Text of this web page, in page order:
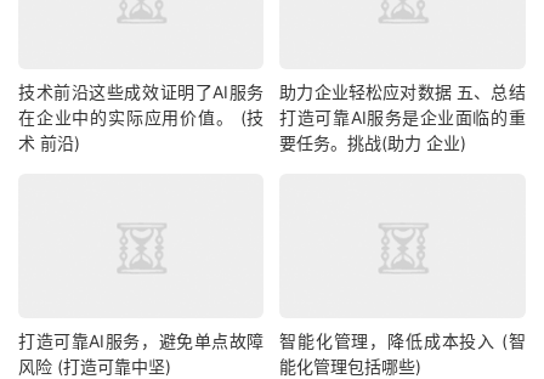
技术前沿这些成效证明了AI服务
在企业中的实际应用价值。 (技
术 前沿)
助力企业轻松应对数据 五、总结
打造可靠AI服务是企业面临的重
要任务。挑战(助力 企业)
打造可靠AI服务，避免单点故障
风险 (打造可靠中坚)
智能化管理，降低成本投入 (智
能化管理包括哪些)